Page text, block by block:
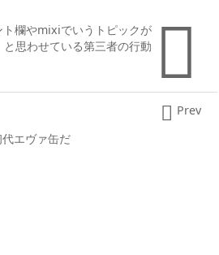

欄やmixiでいうトピックが
と思わせている第三者の行動
エヴァ缶だ
 Prev